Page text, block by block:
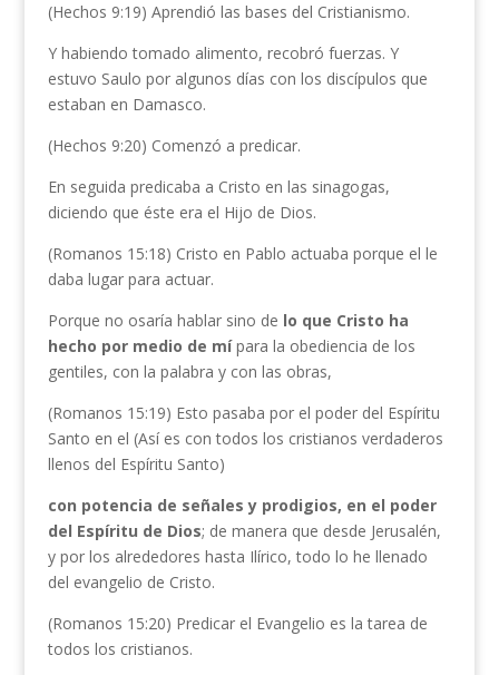
(Hechos 9:19) Aprendió las bases del Cristianismo.
Y habiendo tomado alimento, recobró fuerzas. Y
estuvo Saulo por algunos días con los discípulos que
estaban en Damasco.
(Hechos 9:20) Comenzó a predicar.
En seguida predicaba a Cristo en las sinagogas,
diciendo que éste era el Hijo de Dios.
(Romanos 15:18) Cristo en Pablo actuaba porque el le
daba lugar para actuar.
Porque no osaría hablar sino de lo que Cristo ha
hecho por medio de mípara la obediencia de los
gentiles, con la palabra y con las obras,
(Romanos 15:19) Esto pasaba por el poder del Espíritu
Santo en el (Así es con todos los cristianos verdaderos
llenos del Espíritu Santo)
con potencia de señales y prodigios, en el poder
del Espíritu de Dios; de manera que desde Jerusalén,
y por los alrededores hasta Ilírico, todo lo he llenado
del evangelio de Cristo.
(Romanos 15:20) Predicar el Evangelio es la tarea de
todos los cristianos.